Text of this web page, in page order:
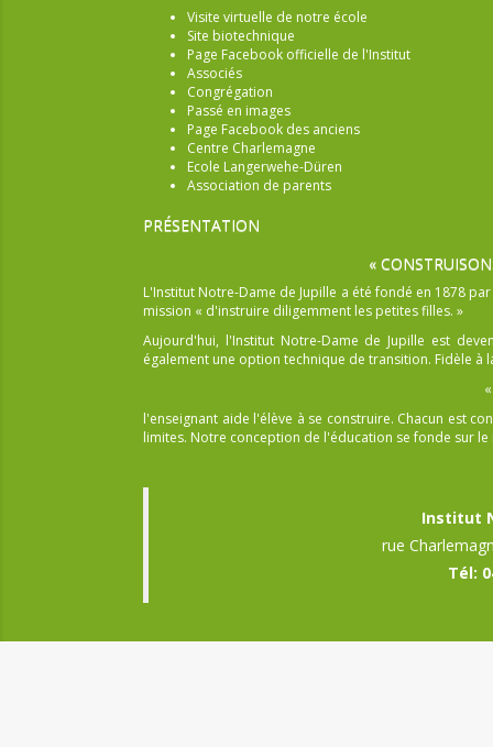
Visite virtuelle de notre école
Site biotechnique
Page Facebook officielle de l'Institut
Associés
Congrégation
Passé en images
Page Facebook des anciens
Centre Charlemagne
Ecole Langerwehe-Düren
Association de parents
PRÉSENTATION
«
L'Institut Notre-Dame de Jupille a été fondé en 1878
mission « d'instruire diligemment les petites filles. »
Aujourd'hui, l'Institut Notre-Dame de Jupille est
également une option technique de transition. Fidèle à
l'enseignant aide l'élève à se construire. Chacun est
limites. Notre conception de l'éducation se fonde sur
Institut
rue
Tél: